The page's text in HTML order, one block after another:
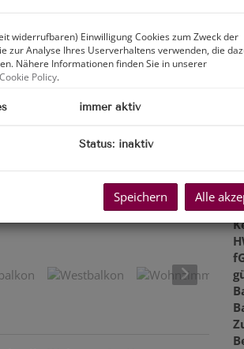
widerrufbaren) Einwilligung Cookies zum Zweck der
zur Analyse Ihres Userverhaltens verwenden, die
Nähere Informationen finden Sie in unserer
Cookie Policy.
immer aktiv
Status: inaktiv
Speichern Alle